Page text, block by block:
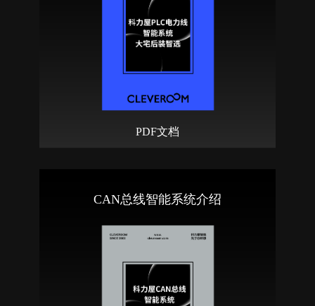
PDF文档
CAN总线智能系统介绍